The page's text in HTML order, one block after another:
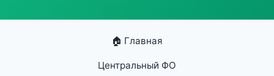
🏠 Главная
Центральный ФО